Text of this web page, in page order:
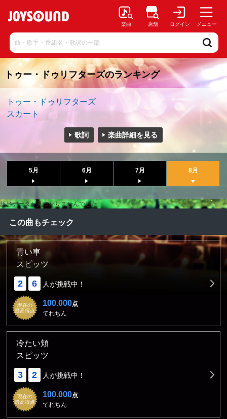
楽曲 店舗 ログイン メニュー
トゥー・ドゥリフターズのランキング
トゥー・ドゥリフターズ
スカート
歌詞 楽曲詳細を見る
5月 6月 7月 8月
該当データが見つかりませんでした。
この曲もチェック
青い車
スピッツ
2 6 人が挑戦中！
現在の
最高得点
100.000点
てれちん
冷たい頬
スピッツ
3 2 人が挑戦中！
現在の
最高得点
100.000点
てれちん